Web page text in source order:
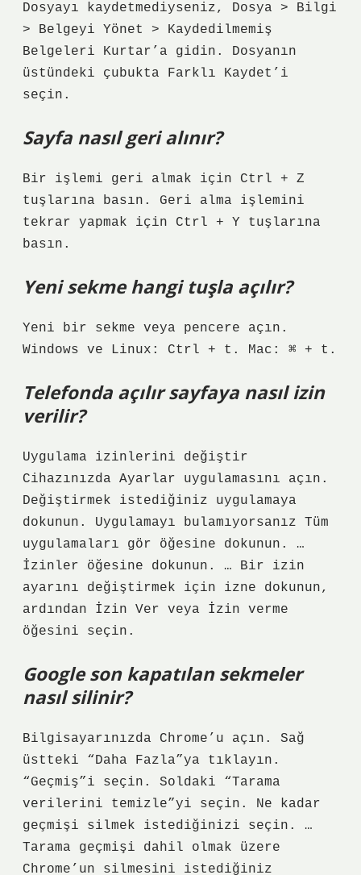
Dosyayı kaydetmediyseniz, Dosya > Bilgi
> Belgeyi Yönet > Kaydedilmemiş
Belgeleri Kurtar’a gidin. Dosyanın
üstündeki çubukta Farklı Kaydet’i
seçin.
Sayfa nasıl geri alınır?
Bir işlemi geri almak için Ctrl + Z
tuşlarına basın. Geri alma işlemini
tekrar yapmak için Ctrl + Y tuşlarına
basın.
Yeni sekme hangi tuşla açılır?
Yeni bir sekme veya pencere açın.
Windows ve Linux: Ctrl + t. Mac: ⌘ + t.
Telefonda açılır sayfaya nasıl izin
verilir?
Uygulama izinlerini değiştir
Cihazınızda Ayarlar uygulamasını açın.
Değiştirmek istediğiniz uygulamaya
dokunun. Uygulamayı bulamıyorsanız Tüm
uygulamaları gör öğesine dokunun. …
İzinler öğesine dokunun. … Bir izin
ayarını değiştirmek için izne dokunun,
ardından İzin Ver veya İzin verme
öğesini seçin.
Google son kapatılan sekmeler
nasıl silinir?
Bilgisayarınızda Chrome’u açın. Sağ
üstteki “Daha Fazla”ya tıklayın.
“Geçmiş”i seçin. Soldaki “Tarama
verilerini temizle”yi seçin. Ne kadar
geçmişi silmek istediğinizi seçin. …
Tarama geçmişi dahil olmak üzere
Chrome’un silmesini istediğiniz